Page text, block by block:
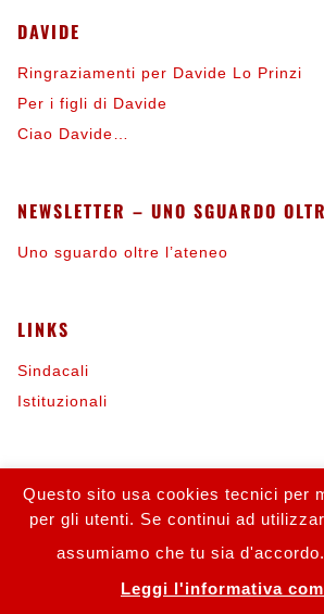
DAVIDE
Ringraziamenti per Davide Lo Prinzi
Per i figli di Davide
Ciao Davide…
NEWSLETTER – UNO SGUARDO
Uno sguardo oltre l’ateneo
LINKS
Sindacali
Istituzionali
Contattaci
Iscriviti alla FLC
Questo sito usa cookies tecnici per
per gli utenti. Se continui ad
assumiamo che tu sia d'accordo.
Leggi l'informativa